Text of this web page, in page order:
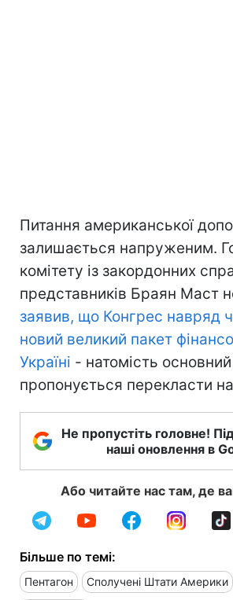
Питання американської
залишається напруженим.
комітету із закордонних
представників Браян Маст
заявив, що Конгрес навряд
новий великий пакет
Україні - натомість
пропонується перекласти
Не пропустіть головне!
наші оновлення в
Або читайте нас там, де
Більше по темі:
Пентагон Сполучені Штати Америки